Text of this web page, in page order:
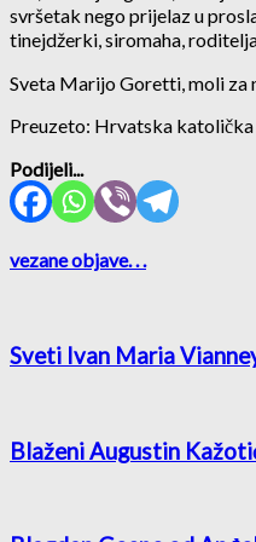
svršetak nego prijelaz u
tinejdžerki, siromaha,
Sveta Marijo Goretti, moli za
Preuzeto: Hrvatska katolička
Podijeli...
vezane objave. . .
Sveti Ivan Maria
Blaženi Augustin